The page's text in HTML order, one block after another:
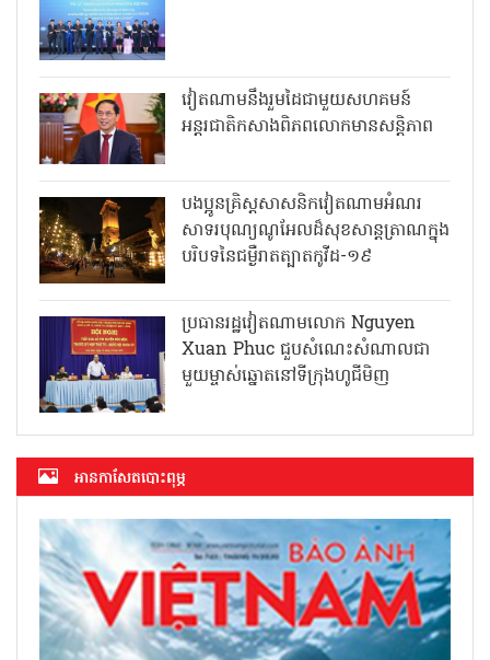
វៀតណាមនឹងរួមដៃជាមួយសហគមន៍
អន្តរជាតិកសាងពិភពលោកមានសន្តិភាព
បងប្អូនគ្រិស្តសាសនិកវៀតណាមអំណរ
សាទរបុណ្យណូអែលដ៏សុខសាន្តត្រាណក្នុង
បរិបទនៃជម្ងឺរាតត្បាតកូវីដ-១៩
ប្រធានរដ្ឋវៀតណាមលោក Nguyen
Xuan Phuc ជួបសំណេះសំណាលជា
មួយម្ចាស់ឆ្នោតនៅទីក្រុងហូជីមិញ
អាន​កាសែត​បោះពុម្ភ